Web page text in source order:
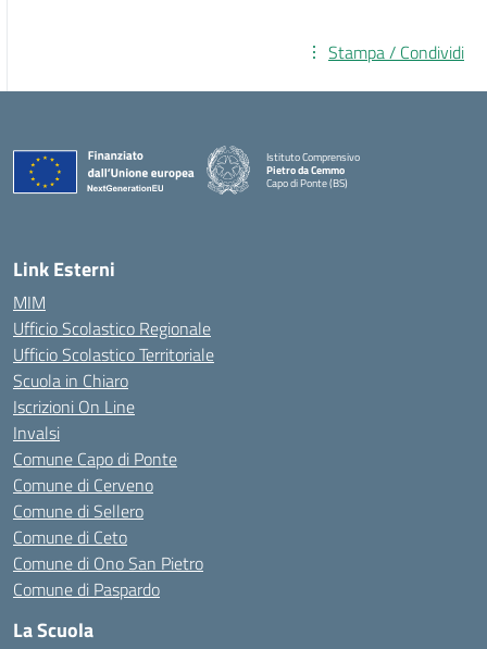
Stampa / Condividi
Istituto Comprensivo
Pietro da Cemmo
Capo di Ponte (BS)
— Visita la pagina iniziale della scuola
Link Esterni
MIM
Ufficio Scolastico Regionale
Ufficio Scolastico Territoriale
Scuola in Chiaro
Iscrizioni On Line
Invalsi
Comune Capo di Ponte
Comune di Cerveno
Comune di Sellero
Comune di Ceto
Comune di Ono San Pietro
Comune di Paspardo
La Scuola